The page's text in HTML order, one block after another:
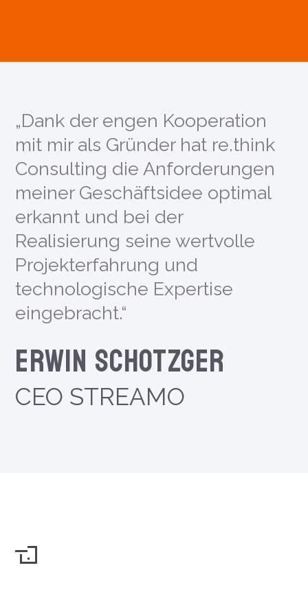
„Dank der engen Kooperation
mit mir als Gründer hat re.think
Consulting die Anforderungen
meiner Geschäftsidee optimal
erkannt und bei der
Realisierung seine wertvolle
Projekterfahrung und
technologische Expertise
eingebracht.“
Erwin Schotzger
CEO STREAMO